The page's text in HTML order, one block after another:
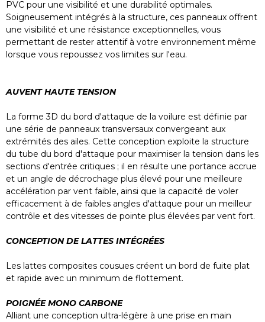
PVC pour une visibilité et une durabilité optimales.
Soigneusement intégrés à la structure, ces panneaux offrent
une visibilité et une résistance exceptionnelles, vous
permettant de rester attentif à votre environnement même
lorsque vous repoussez vos limites sur l'eau.
AUVENT HAUTE TENSION
La forme 3D du bord d'attaque de la voilure est définie par
une série de panneaux transversaux convergeant aux
extrémités des ailes. Cette conception exploite la structure
du tube du bord d'attaque pour maximiser la tension dans les
sections d'entrée critiques ; il en résulte une portance accrue
et un angle de décrochage plus élevé pour une meilleure
accélération par vent faible, ainsi que la capacité de voler
efficacement à de faibles angles d'attaque pour un meilleur
contrôle et des vitesses de pointe plus élevées par vent fort.
CONCEPTION DE LATTES INTÉGRÉES
Les lattes composites cousues créent un bord de fuite plat
et rapide avec un minimum de flottement.
POIGNÉE MONO CARBONE
Alliant une conception ultra-légère à une prise en main